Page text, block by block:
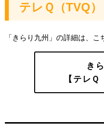
テレＱ（TVQ
「きらり九州」の詳細は、こ
き
【テレＱ